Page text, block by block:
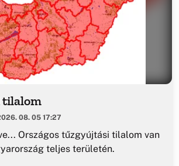
08. 05 17:27
Országos tűzgyújtási tilalom van
teljes területén.